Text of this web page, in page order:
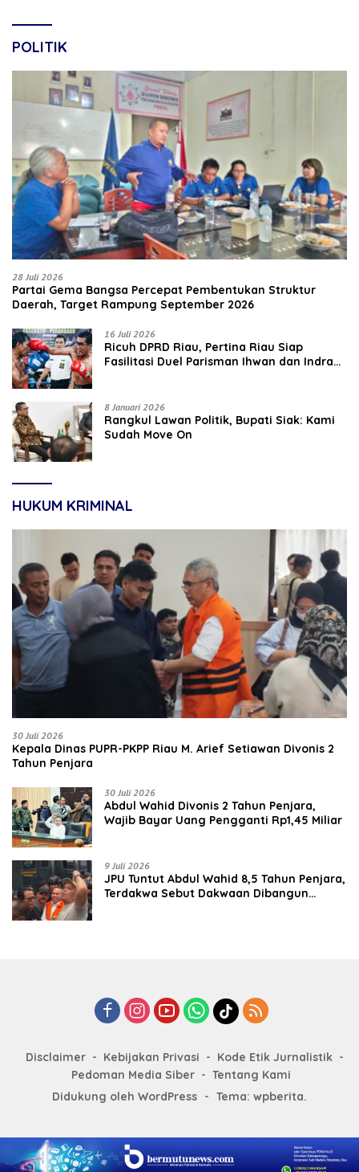
POLITIK
28 Juli 2026
Partai Gema Bangsa Percepat Pembentukan Struktur
Daerah, Target Rampung September 2026
16 Juli 2026
‎Ricuh DPRD Riau, Pertina Riau Siap
Fasilitasi Duel Parisman Ihwan dan Indra
8 Januari 2026
Rangkul Lawan Politik, Bupati Siak: Kami
Sudah Move On
HUKUM KRIMINAL
30 Juli 2026
Kepala Dinas PUPR-PKPP Riau M. Arief Setiawan Divonis 2
Tahun Penjara
30 Juli 2026
‎‎Abdul Wahid Divonis 2 Tahun Penjara,
Wajib Bayar Uang Pengganti Rp1,45 Miliar
9 Juli 2026
JPU Tuntut Abdul Wahid 8,5 Tahun Penjara,
Terdakwa Sebut Dakwaan Dibangun
Disclaimer Kebijakan Privasi
Kode Etik Jurnalistik
Pedoman Media Siber
Tentang Kami
Didukung oleh WordPress - Tema: wpberita.